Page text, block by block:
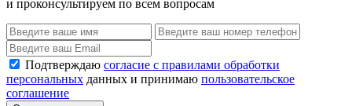
и проконсультируем по всем вопросам
Подтверждаю согласие с правилами обработки
персональных данных и принимаю пользовательское
соглашение